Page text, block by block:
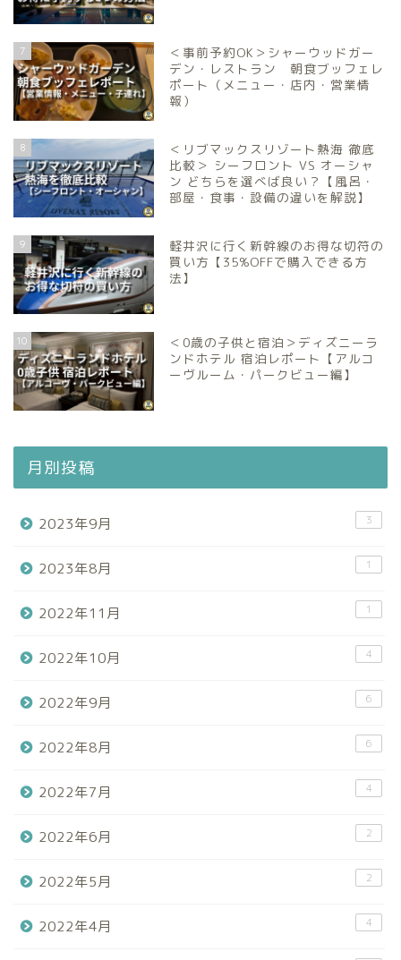
7
＜事前予約OK＞シャーウッドガー
デン・レストラン 朝食ブッフェレ
ポート（メニュー・店内・営業情
報）
8
＜リブマックスリゾート熱海 徹底
比較＞ シーフロント VS オーシャ
ン どちらを選べば良い？【風呂・
部屋・食事・設備の違いを解説】
9
軽井沢に行く新幹線のお得な切符の
買い方【35%OFFで購入できる方
法】
10
＜0歳の子供と宿泊＞ディズニーラ
ンドホテル 宿泊レポート【アルコ
ーヴルーム・パークビュー編】
月別投稿
2023年9月 3
2023年8月 1
2022年11月 1
2022年10月 4
2022年9月 6
2022年8月 6
2022年7月 4
2022年6月 2
2022年5月 2
2022年4月 4